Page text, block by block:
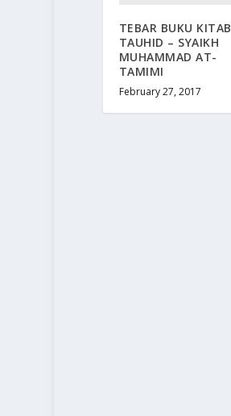
TEBAR BUKU KITAB
TAUHID – SYAIKH
MUHAMMAD AT-
TAMIMI
February 27, 2017